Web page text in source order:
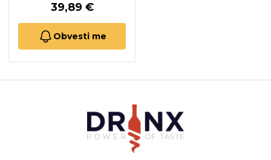
39,89 €
Obvesti me